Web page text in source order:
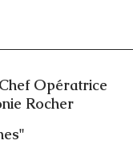
Opératrice
Rocher